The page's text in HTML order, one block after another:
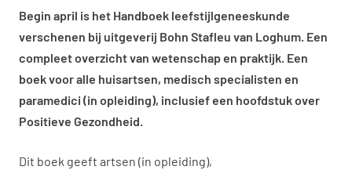
Begin april is het Handboek leefstijlgeneeskunde
verschenen bij uitgeverij Bohn Stafleu van Loghum. Een
compleet overzicht van wetenschap en praktijk. Een
boek voor alle huisartsen, medisch specialisten en
paramedici (in opleiding), inclusief een hoofdstuk over
Positieve Gezondheid.
Dit boek geeft artsen (in opleiding),